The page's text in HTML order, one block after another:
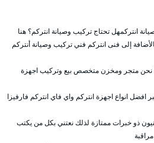
انتركمهل تحتاج تركيب وصيانة انتركم؟ هنا
إلى فنى انتركم فني تركيب وصيانة أنتركم
نحن متجر ومخزن متخصص بيع وتركيب اجهزة
افضل انواع اجهزة انتركم واي فاي انتركم فارفيزا
ذو خبرات ممتازة لذلك نعتني بكل من يكتب